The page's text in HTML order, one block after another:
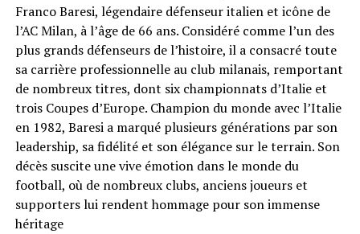
Franco Baresi, légendaire défenseur italien et icône de
l’AC Milan, à l’âge de 66 ans. Considéré comme l’un des
plus grands défenseurs de l’histoire, il a consacré toute
sa carrière professionnelle au club milanais, remportant
de nombreux titres, dont six championnats d’Italie et
trois Coupes d’Europe. Champion du monde avec l’Italie
en 1982, Baresi a marqué plusieurs générations par son
leadership, sa fidélité et son élégance sur le terrain. Son
décès suscite une vive émotion dans le monde du
football, où de nombreux clubs, anciens joueurs et
supporters lui rendent hommage pour son immense
héritage